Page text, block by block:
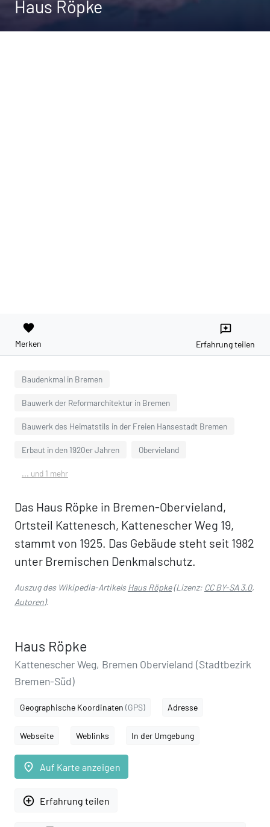
Haus Röpke
favorite
Merken
reviews
Erfahrung teilen
Baudenkmal in Bremen
Bauwerk der Reformarchitektur in Bremen
Bauwerk des Heimatstils in der Freien Hansestadt Bremen
Erbaut in den 1920er Jahren Obervieland
... und 1 mehr
Das Haus Röpke in Bremen-Obervieland,
Ortsteil Kattenesch, Kattenescher Weg 19,
stammt von 1925. Das Gebäude steht seit 1982
unter Bremischen Denkmalschutz.
Auszug des Wikipedia-ArtikelsHaus Röpke(Lizenz: CC BY-SA 3.0,
Autoren).
Haus Röpke
Kattenescher Weg, Bremen Obervieland (Stadtbezirk
Bremen-Süd)
Geographische Koordinaten (GPS) Adresse
Webseite Weblinks In der Umgebung
place Auf Karte anzeigen
add_circle_outline Erfahrung teilen